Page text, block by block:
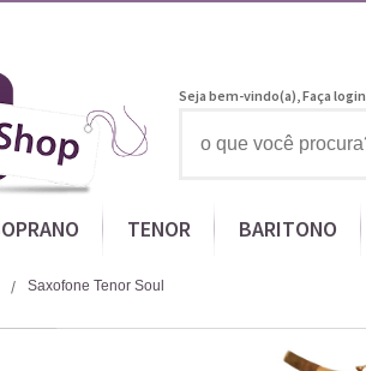
Seja bem-vindo(a),Faça login
TENOR BARITONO
Saxofone Tenor Soul